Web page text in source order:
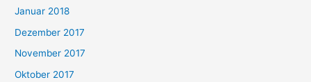
Januar 2018
Dezember 2017
November 2017
Oktober 2017